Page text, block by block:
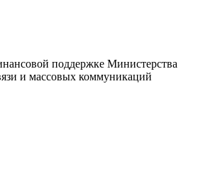
поддержке Министерства
и массовых коммуникаций